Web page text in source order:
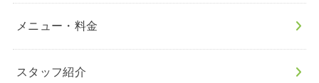
メニュー・料金
スタッフ紹介